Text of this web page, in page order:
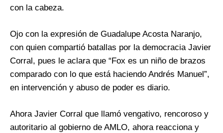
con la cabeza.
Ojo con la expresión de Guadalupe Acosta Naranjo,
con quien compartió batallas por la democracia Javier
Corral, pues le aclara que “Fox es un niño de brazos
comparado con lo que está haciendo Andrés Manuel”,
en intervención y abuso de poder es diario.
Ahora Javier Corral que llamó vengativo, rencoroso y
autoritario al gobierno de AMLO, ahora reacciona y